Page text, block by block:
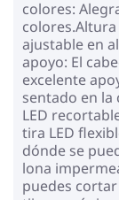
colores:
colores.Altura
ajustable en
apoyo: El
excelente
sentado en la
LED
tira LED
dónde se
lona
puedes